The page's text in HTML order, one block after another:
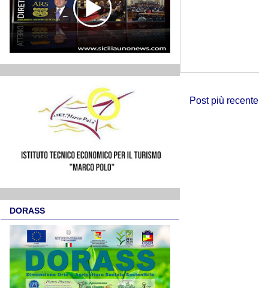
Post più recente
DORASS